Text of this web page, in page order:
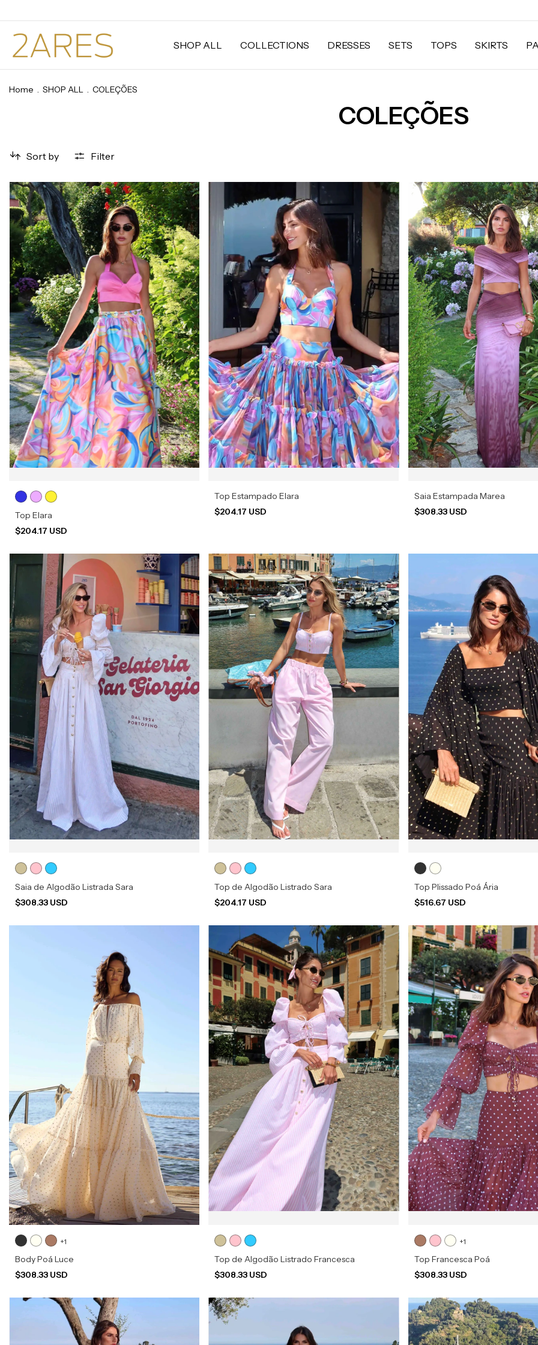
SHOP ALL COLLECTIONS DRESSES SETS TOPS SKIRTS
Home . SHOP ALL . COLEÇÕES
COLEÇÕES
Sort by Filter
Top Elara
$204.17 USD
Top Estampado Elara
$204.17 USD
Saia Estampada Marea
$308.33 USD
Saia de Algodão Listrada Sara
$308.33 USD
Top de Algodão Listrado Sara
$204.17 USD
Top Plissado Poá Ária
$516.67 USD
+1
Body Poá Luce
$308.33 USD
Top de Algodão Listrado Francesca
$308.33 USD
+1
Top Francesca Poá
$308.33 USD